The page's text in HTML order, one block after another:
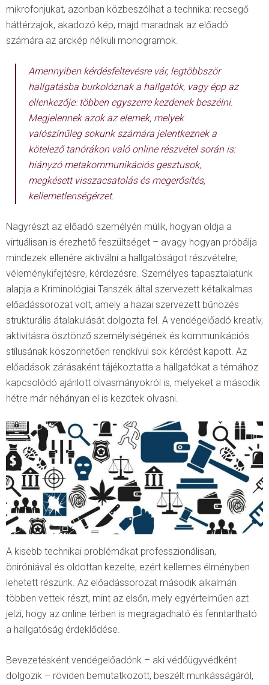
mikrofonjukat, azonban közbeszólhat a technika: recsegő
háttérzajok, akadozó kép, majd maradnak az előadó
számára az arckép nélküli monogramok.
Amennyiben kérdésfeltevésre vár, legtöbbször
hallgatásba burkolóznak a hallgatók, vagy épp az
ellenkezője: többen egyszerre kezdenek beszélni.
Megjelennek azok az elemek, melyek
valószínűleg sokunk számára jelentkeznek a
kötelező tanórákon való online részvétel során is:
hiányzó metakommunikációs gesztusok,
megkésett visszacsatolás és megerősítés,
kellemetlenségérzet.
Nagyrészt az előadó személyén múlik, hogyan oldja a
virtuálisan is érezhető feszültséget – avagy hogyan próbálja
mindezek ellenére aktiválni a hallgatóságot részvételre,
véleménykifejtésre, kérdezésre. Személyes tapasztalatunk
alapja a Kriminológiai Tanszék által szervezett kétalkalmas
előadássorozat volt, amely a hazai szervezett bűnözés
strukturális átalakulását dolgozta fel. A vendégelőadó kreatív,
aktivitásra ösztönző személyiségének és kommunikációs
stílusának köszönhetően rendkívül sok kérdést kapott. Az
előadások zárásaként tájékoztatta a hallgatókat a témához
kapcsolódó ajánlott olvasmányokról is, melyeket a második
hétre már néhányan el is kezdtek olvasni.
A kisebb technikai problémákat professzionálisan,
öniróniával és oldottan kezelte, ezért kellemes élményben
lehetett részünk. Az előadássorozat második alkalmán
többen vettek részt, mint az elsőn, mely egyértelműen azt
jelzi, hogy az online térben is megragadható és fenntartható
a hallgatóság érdeklődése.
Bevezetésként vendégelőadónk – aki védőügyvédként
dolgozik – röviden bemutatkozott, beszélt munkásságáról,